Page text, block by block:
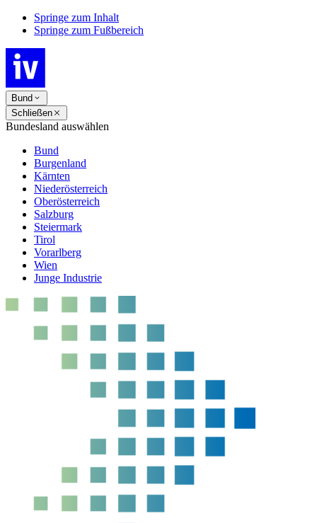
Springe zum Inhalt
Springe zum Fußbereich
Bund
Schließen
Bundesland auswählen
Bund
Burgenland
Kärnten
Niederösterreich
Oberösterreich
Salzburg
Steiermark
Tirol
Vorarlberg
Wien
Junge Industrie